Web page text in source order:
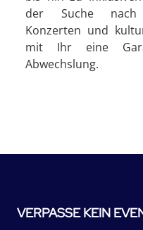
der Suche nach
Konzerten und
mit Ihr eine
Abwechslung.
VERPASSE KEIN